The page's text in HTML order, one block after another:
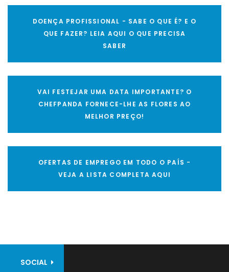
DOENÇA PROFISSIONAL - SABE O QUE É? E O
QUE FAZER? LEIA AQUI O QUE PRECISA
SABER
VAI FESTEJAR UMA DATA IMPORTANTE? O
CHEFPANDA FORNECE-LHE AS FLORES AO
MELHOR PREÇO!
OFERTAS DE EMPREGO EM TODO O PAÍS -
VEJA A LISTA COMPLETA AQUI
SOCIAL